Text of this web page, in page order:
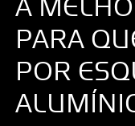
PARA
POR